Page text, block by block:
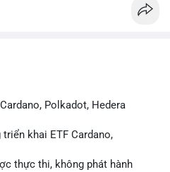
Polkadot, Hedera
khai ETF Cardano,
thực thi, không phát hành